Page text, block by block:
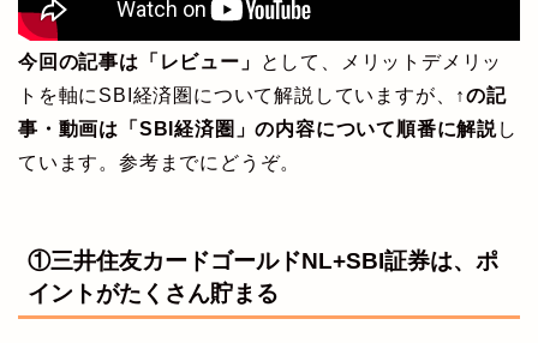
今回の記事は「レビュー」
として、メリットデメリッ
トを軸にSBI経済圏について解説していますが、 ↑の記
事・動画は「SBI経済圏」の内容について順番に解説し
ています。参考までにどうぞ。
①三井住友カードゴールドNL+SBI証券は、ポ
イントがたくさん貯まる